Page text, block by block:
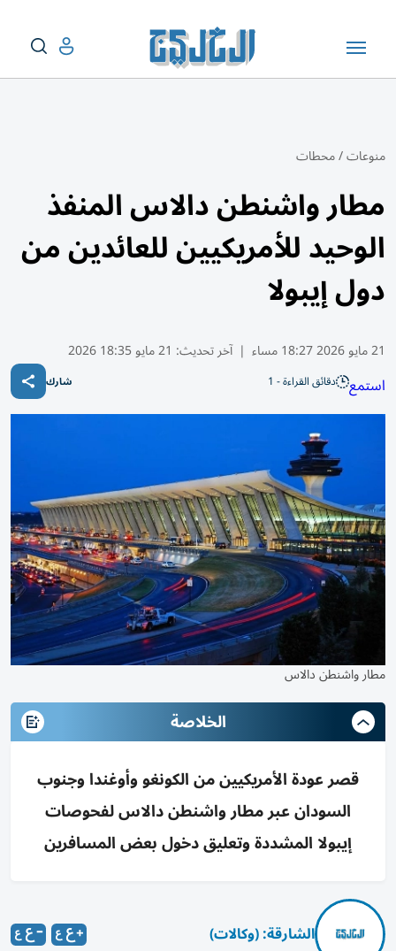
منوعات/محطات
مطار واشنطن دالاس المنفذ
الوحيد للأمريكيين للعائدين من
دول إيبولا
21 مايو 2026 18:27 مساء | آخر تحديث: 21 مايو 18:35 2026
استمع دقائق القراءة - 1 شارك
مطار واشنطن دالاس
الخلاصة
قصر عودة الأمريكيين من الكونغو وأوغندا وجنوب
السودان عبر مطار واشنطن دالاس لفحوصات
إيبولا المشددة وتعليق دخول بعض المسافرين
الشارقة: (وكالات)